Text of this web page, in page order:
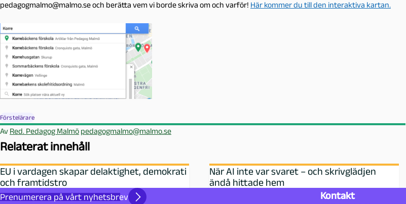
pedagogmalmo@malmo.se och berätta vem vi borde skriva om och varför! Här kommer du till den interaktiva kartan.
Förstelärare
Av Red. Pedagog Malmö pedagogmalmo@malmo.se
Relaterat innehåll
EU i vardagen skapar delaktighet, demokrati
och framtidstro
När AI inte var svaret – och skrivglädjen
ändå hittade hem
Prenumerera på vårt nyhetsbrev Kontakt